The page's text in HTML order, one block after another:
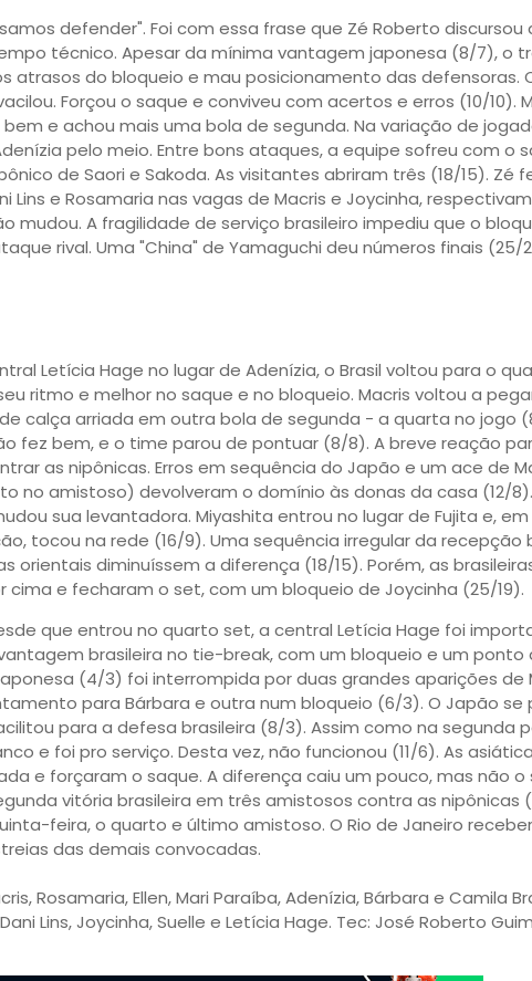
defender". Foi com essa frase que Zé Roberto discursou
técnico. Apesar da mínima vantagem japonesa (8/7), o
atrasos do bloqueio e mau posicionamento das defensoras.
Forçou o saque e conviveu com acertos e erros (10/10).
e achou mais uma bola de segunda. Na variação de
pelo meio. Entre bons ataques, a equipe sofreu com o
de Saori e Sakoda. As visitantes abriram três (18/15). Zé
Lins e Rosamaria nas vagas de Macris e Joycinha,
mudou. A fragilidade de serviço brasileiro impediu que o
rival. Uma "China" de Yamaguchi deu números finais (25/
Letícia Hage no lugar de Adenízia, o Brasil voltou para o
ritmo e melhor no saque e no bloqueio. Macris voltou a
calça arriada em outra bola de segunda - a quarta no jogo
fez bem, e o time parou de pontuar (8/8). A breve reação
as nipônicas. Erros em sequência do Japão e um ace de
no amistoso) devolveram o domínio às donas da casa (12/
sua levantadora. Miyashita entrou no lugar de Fujita e,
tocou na rede (16/9). Uma sequência irregular da recepção
orientais diminuíssem a diferença (18/15). Porém, as
cima e fecharam o set, com um bloqueio de Joycinha (25/19).
que entrou no quarto set, a central Letícia Hage foi
brasileira no tie-break, com um bloqueio e um ponto
(4/3) foi interrompida por duas grandes aparições de
para Bárbara e outra num bloqueio (6/3). O Japão se
para a defesa brasileira (8/3). Assim como na segunda
e foi pro serviço. Desta vez, não funcionou (11/6). As
e forçaram o saque. A diferença caiu um pouco, mas não
vitória brasileira em três amistosos contra as nipônicas
feira, o quarto e último amistoso. O Rio de Janeiro
das demais convocadas.
Rosamaria, Ellen, Mari Paraíba, Adenízia, Bárbara e Camila
Lins, Joycinha, Suelle e Letícia Hage. Tec: José Roberto